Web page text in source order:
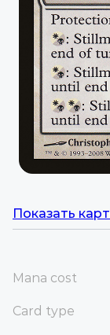
Показать
Mana cost
Card type